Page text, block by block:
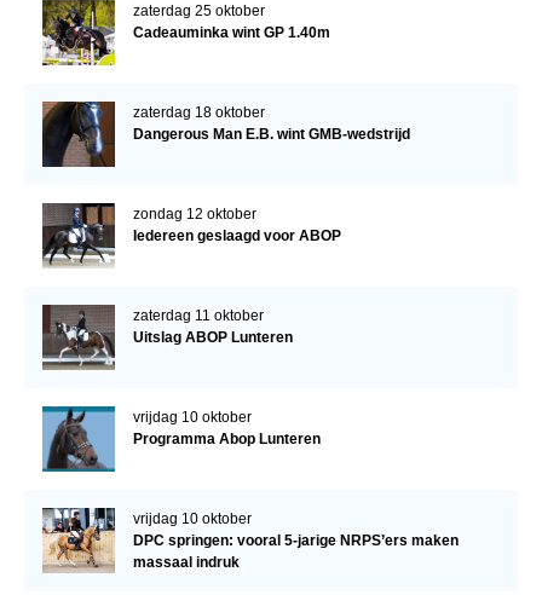
zaterdag 25 oktober
Cadeauminka wint GP 1.40m
zaterdag 18 oktober
Dangerous Man E.B. wint GMB-wedstrijd
zondag 12 oktober
Iedereen geslaagd voor ABOP
zaterdag 11 oktober
Uitslag ABOP Lunteren
vrijdag 10 oktober
Programma Abop Lunteren
vrijdag 10 oktober
DPC springen: vooral 5-jarige NRPS’ers maken
massaal indruk